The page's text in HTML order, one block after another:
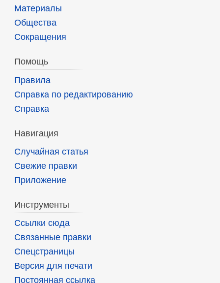
Материалы
Общества
Сокращения
Помощь
Правила
Справка по редактированию
Справка
Навигация
Случайная статья
Свежие правки
Приложение
Инструменты
Ссылки сюда
Связанные правки
Спецстраницы
Версия для печати
Постоянная ссылка